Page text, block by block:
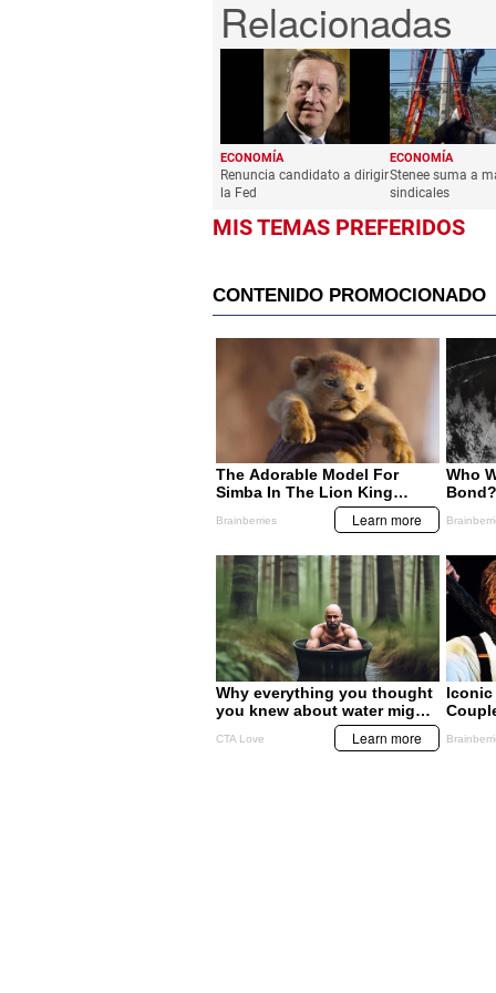
ECONOMÍA
Renuncia candidato a dirigir
la Fed
ECONOMÍA
Stenee suma a
sindicales
MIS TEMAS PREFERIDOS